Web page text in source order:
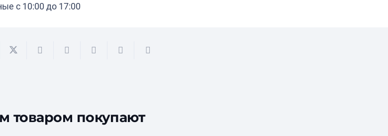
с 10:00 до 17:00
товаром покупают